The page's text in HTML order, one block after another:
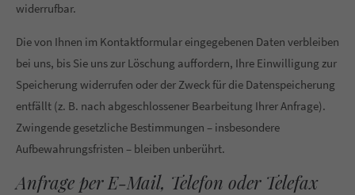
widerrufbar.
Die von Ihnen im Kontaktformular eingegebenen Daten verbleiben
bei uns, bis Sie uns zur Löschung auffordern, Ihre Einwilligung zur
Speicherung widerrufen oder der Zweck für die Datenspeicherung
entfällt (z. B. nach abgeschlossener Bearbeitung Ihrer Anfrage).
Zwingende gesetzliche Bestimmungen – insbesondere
Aufbewahrungsfristen – bleiben unberührt.
Anfrage per E-Mail, Telefon oder Telefax